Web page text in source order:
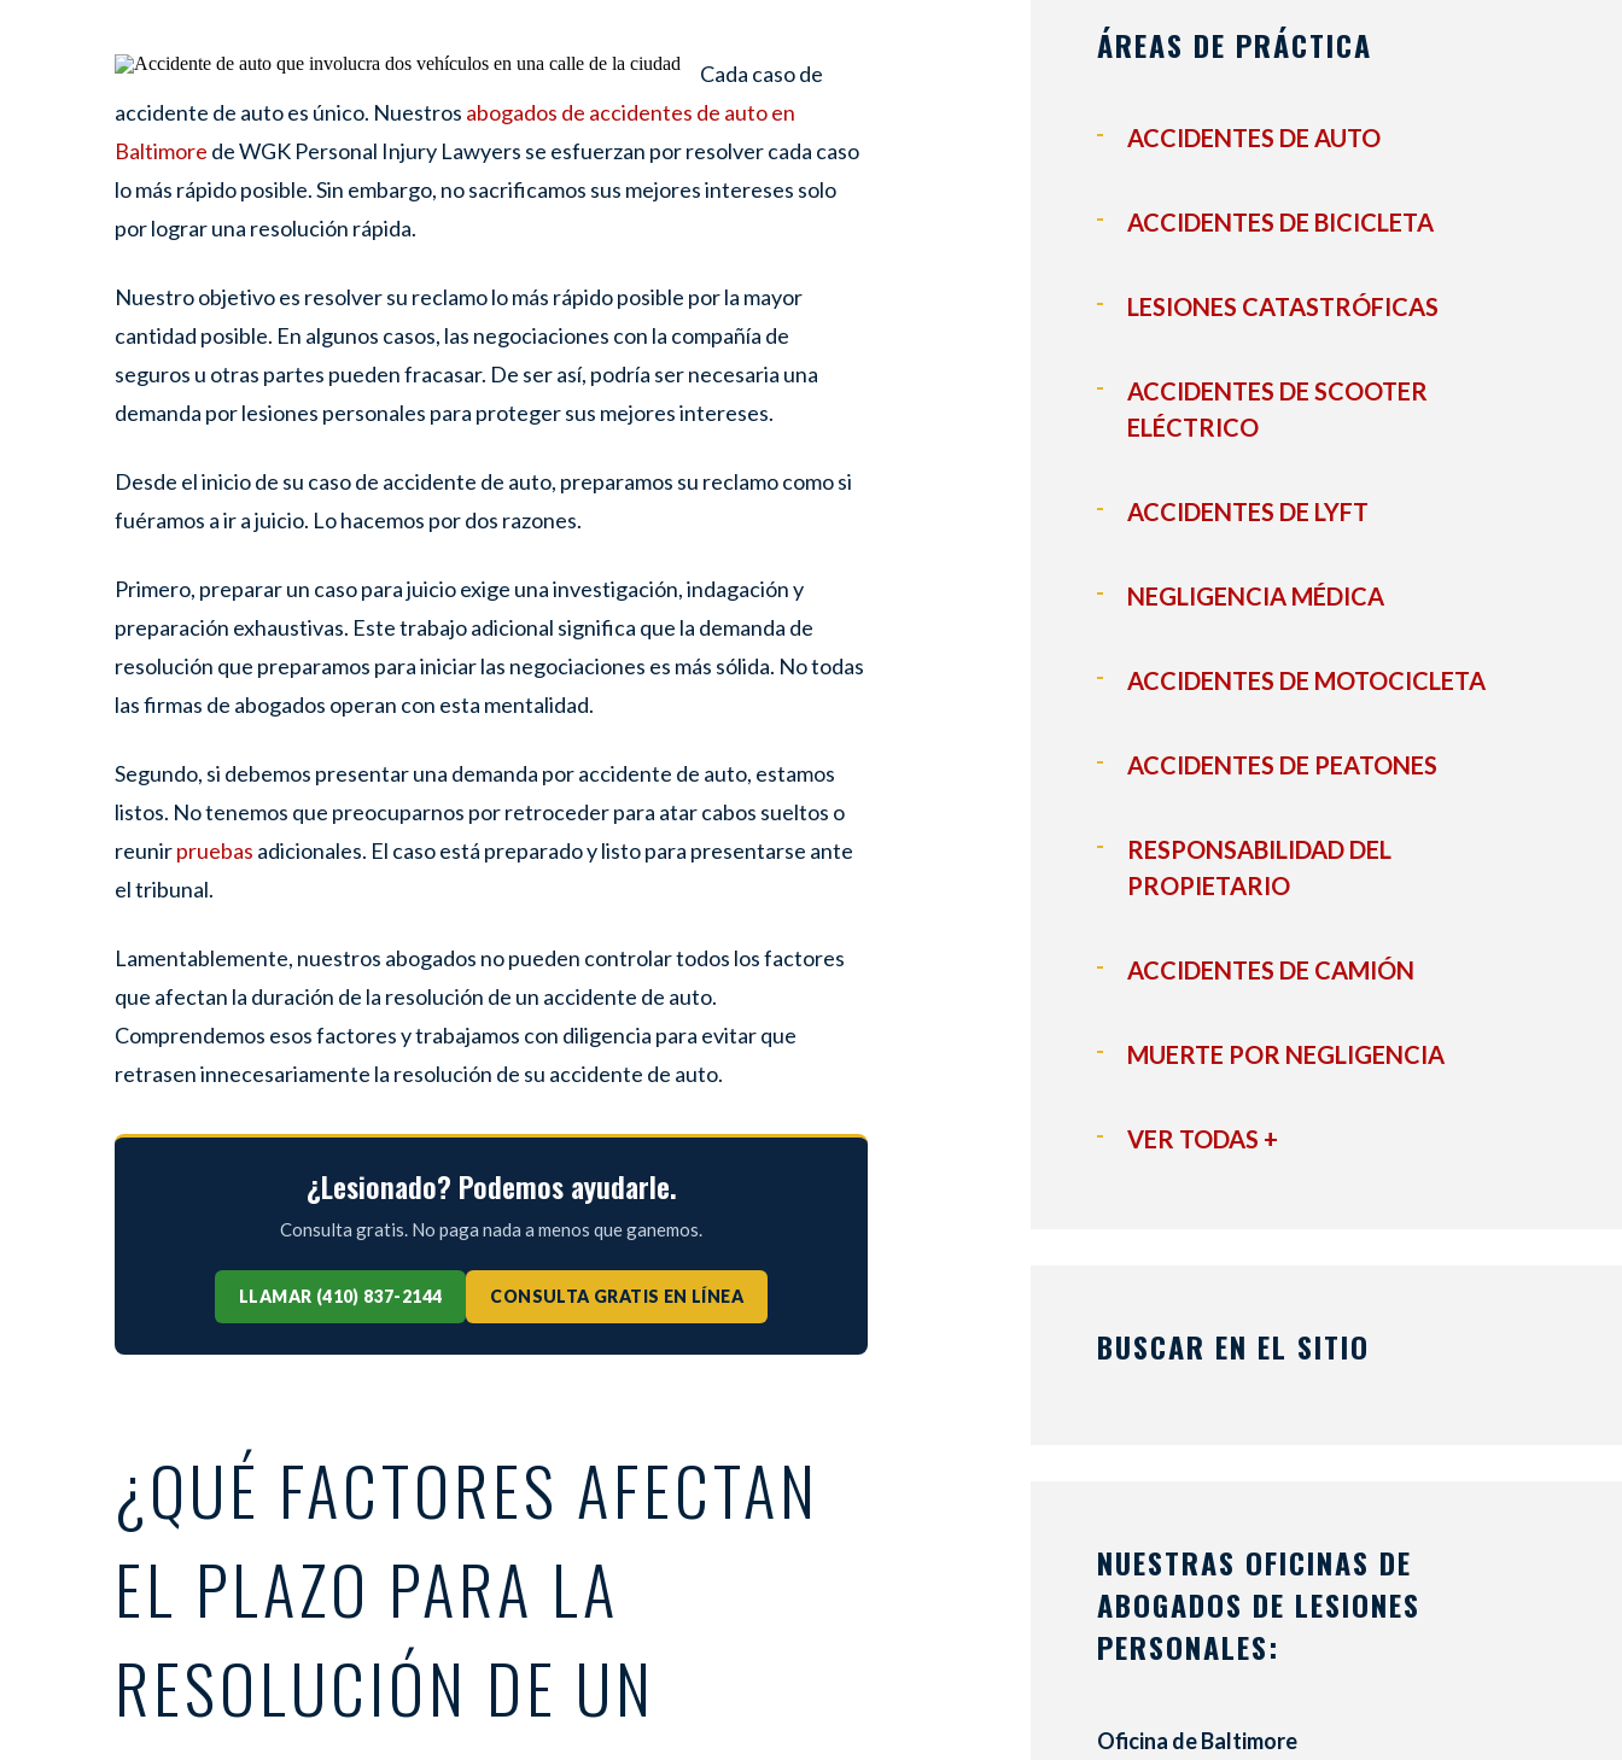
Cada caso de
accidente de auto es único. Nuestros abogados de accidentes de auto en
Baltimore deWGK Personal Injury Lawyers se esfuerzan por resolver cada caso
lo más rápido posible. Sin embargo, no sacrificamos sus mejores intereses solo
por lograr una resolución rápida.
Nuestro objetivo es resolver su reclamo lo más rápido posible por la mayor
cantidad posible. En algunos casos, las negociaciones con la compañía de
seguros u otras partes pueden fracasar. De ser así, podría ser necesaria una
demanda por lesiones personales para proteger sus mejores intereses.
Desde el inicio de su caso de accidente de auto, preparamos su reclamo como si
fuéramos a ir a juicio. Lo hacemos por dos razones.
Primero, preparar un caso para juicio exige una investigación, indagación y
preparación exhaustivas. Este trabajo adicional significa que la demanda de
resolución que preparamos para iniciar las negociaciones es más sólida. No todas
las firmas de abogados operan con esta mentalidad.
Segundo, si debemos presentar una demanda por accidente de auto, estamos
listos. No tenemos que preocuparnos por retroceder para atar cabos sueltos o
reunirpruebas adicionales. El caso está preparado y listo para presentarse ante
el tribunal.
Lamentablemente, nuestros abogados no pueden controlar todos los factores
que afectan la duración de la resolución de un accidente de auto.
Comprendemos esos factores y trabajamos con diligencia para evitar que
retrasen innecesariamente la resolución de su accidente de auto.
¿Lesionado? Podemos ayudarle.
Consulta gratis. No paga nada a menos que ganemos.
LLAMAR (410) 837-2144 CONSULTA GRATIS EN LÍNEA
¿QUÉ FACTORES AFECTAN
EL PLAZO PARA LA
RESOLUCIÓN DE UN
ÁREAS DE PRÁCTICA
ACCIDENTES DE AUTO
ACCIDENTES DE BICICLETA
LESIONES CATASTRÓFICAS
ACCIDENTES DE SCOOTER
ELÉCTRICO
ACCIDENTES DE LYFT
NEGLIGENCIA MÉDICA
ACCIDENTES DE MOTOCICLETA
ACCIDENTES DE PEATONES
RESPONSABILIDAD DEL
PROPIETARIO
ACCIDENTES DE CAMIÓN
MUERTE POR NEGLIGENCIA
VER TODAS +
BUSCAR EN EL SITIO
NUESTRAS OFICINAS DE
ABOGADOS DE LESIONES
PERSONALES:
Oficina de Baltimore